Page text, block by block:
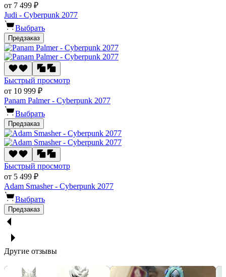
от 7 499 ₽
Judi - Cyberpunk 2077
Выбрать
Предзаказ
Быстрый просмотр
от 10 999 ₽
Panam Palmer - Cyberpunk 2077
Выбрать
Предзаказ
Быстрый просмотр
от 5 499 ₽
Adam Smasher - Cyberpunk 2077
Выбрать
Предзаказ
Другие отзывы